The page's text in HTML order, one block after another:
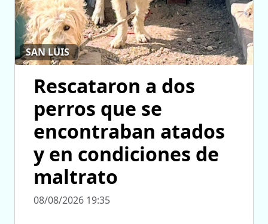
SAN LUIS
Rescataron a dos
perros que se
encontraban atados
y en condiciones de
maltrato
08/08/2026 19:35